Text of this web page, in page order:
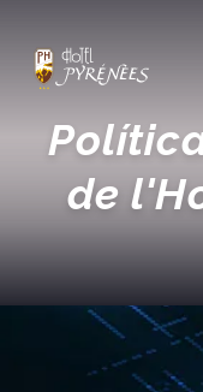
de
Política de privadesa